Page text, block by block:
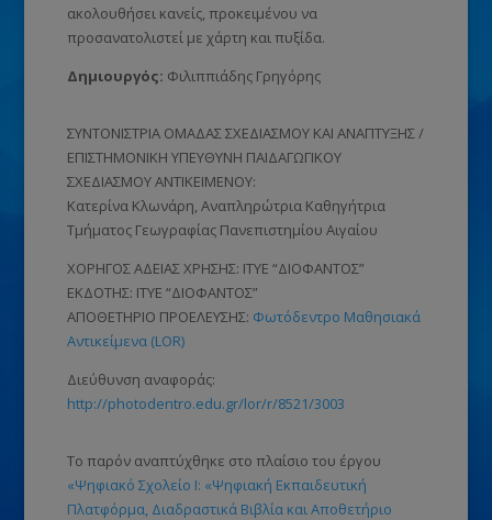
ακολουθήσει κανείς, προκειμένου να
προσανατολιστεί με χάρτη και πυξίδα.
Δημιουργός: Φιλιππιάδης Γρηγόρης
ΣΥΝΤΟΝΙΣΤΡΙΑ ΟΜΑΔΑΣ ΣΧΕΔΙΑΣΜΟΥ ΚΑΙ ΑΝΑΠΤΥΞΗΣ /
ΕΠΙΣΤΗΜΟΝΙΚΗ ΥΠΕΥΘΥΝΗ ΠΑΙΔΑΓΩΓΙΚΟΥ
ΣΧΕΔΙΑΣΜΟΥ ΑΝΤΙΚΕΙΜΕΝΟΥ:
Κατερίνα Κλωνάρη, Αναπληρώτρια Καθηγήτρια
Τμήματος Γεωγραφίας Πανεπιστημίου Αιγαίου
ΧΟΡΗΓΟΣ ΑΔΕΙΑΣ ΧΡΗΣΗΣ: ΙΤΥΕ “ΔΙΟΦΑΝΤΟΣ”
ΕΚΔΟΤΗΣ: ΙΤΥΕ “ΔΙΟΦΑΝΤΟΣ”
ΑΠΟΘΕΤΗΡΙΟ ΠΡΟΕΛΕΥΣΗΣ: Φωτόδεντρο Μαθησιακά
Αντικείμενα (LOR)
Διεύθυνση αναφοράς:
http://photodentro.edu.gr/lor/r/8521/3003
Το παρόν αναπτύχθηκε στο πλαίσιο του έργου
«Ψηφιακό Σχολείο Ι: «Ψηφιακή Εκπαιδευτική
Πλατφόρμα, Διαδραστικά Βιβλία και Αποθετήριο